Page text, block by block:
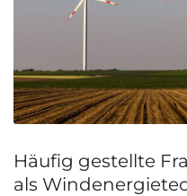
Häufig gestellte
als